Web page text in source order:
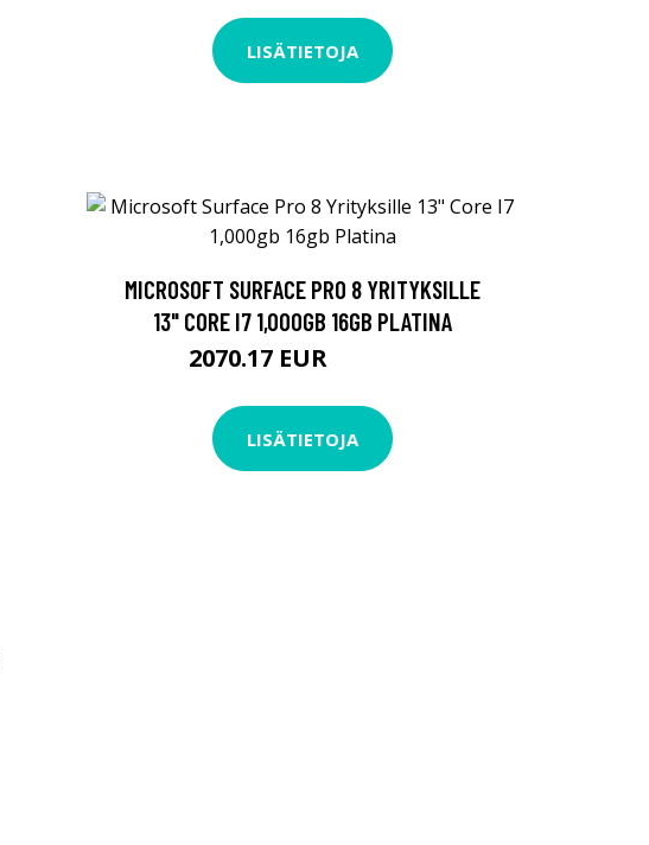
LISÄTIETOJA
MICROSOFT SURFACE PRO 8 YRITYKSILLE
13" CORE I7 1,000GB 16GB PLATINA
2070.17 EUR
LISÄTIETOJA